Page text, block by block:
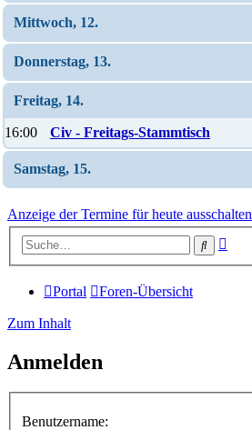
Mittwoch, 12.
Donnerstag, 13.
Freitag, 14.
16:00 Civ - Freitags-Stammtisch
Samstag, 15.
Anzeige der Termine für heute ausschalten
Suche
Portal Foren-Übersicht
Zum Inhalt
Anmelden
Benutzername: